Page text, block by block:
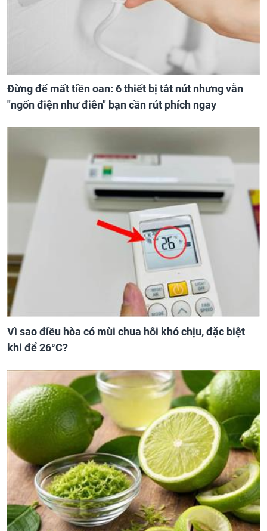
Đừng để mất tiền oan: 6 thiết bị tắt nút nhưng vẫn
"ngốn điện như điên" bạn cần rút phích ngay
Vì sao điều hòa có mùi chua hôi khó chịu, đặc biệt
khi để 26°C?